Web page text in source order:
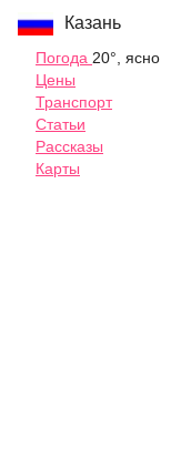
Казань
Погода 20°, ясно
Цены
Транспорт
Статьи
Рассказы
Карты